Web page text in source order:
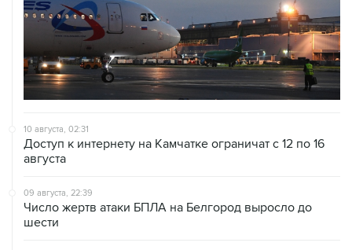
10 августа, 02:31
Доступ к интернету на Камчатке ограничат с 12 по 16
августа
09 августа, 22:39
Число жертв атаки БПЛА на Белгород выросло до
шести